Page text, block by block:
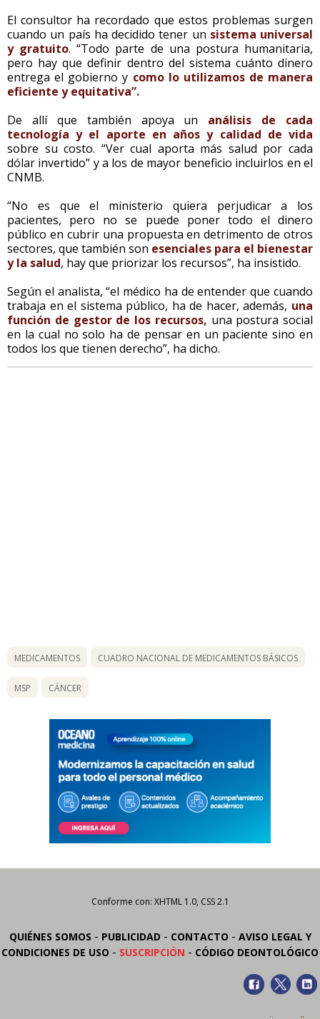
El consultor ha recordado que estos problemas surgen
cuando un país ha decidido tener un sistema universal
y gratuito. “Todo parte de una postura humanitaria,
pero hay que definir dentro del sistema cuánto dinero
entrega el gobierno y como lo utilizamos de manera
eficiente y equitativa”.
De allí que también apoya un análisis de cada
tecnología y el aporte en años y calidad de vida
sobre su costo. “Ver cual aporta más salud por cada
dólar invertido” y a los de mayor beneficio incluirlos en el
CNMB.
“No es que el ministerio quiera perjudicar a los
pacientes, pero no se puede poner todo el dinero
público en cubrir una propuesta en detrimento de otros
sectores, que también son esenciales para el bienestar
y la salud, hay que priorizar los recursos”, ha insistido.
Según el analista, “el médico ha de entender que cuando
trabaja en el sistema público, ha de hacer, además, una
función de gestor de los recursos, una postura social
en la cual no solo ha de pensar en un paciente sino en
todos los que tienen derecho”, ha dicho.
MEDICAMENTOS CUADRO NACIONAL DE MEDICAMENTOS BÁSICOS
MSP CÁNCER
Conforme con: XHTML 1.0, CSS 2.1
QUIÉNES SOMOS - PUBLICIDAD - CONTACTO - AVISO LEGAL Y
CONDICIONES DE USO - SUSCRIPCIÓN - CÓDIGO DEONTOLÓGICO